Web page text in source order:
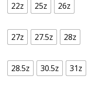
22z 25z 26z
27z 27.5z 28z
28.5z 30.5z 31z